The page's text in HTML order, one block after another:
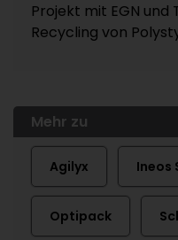
Projekt mit EGN
Recycling von
Mehr zu
Agilyx Ineos
Optipack